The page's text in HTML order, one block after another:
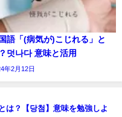
語「(病気が)こじれる」と
덧나다 意味と活用
年2月12日
は？【당첨】意味を勉強しよ